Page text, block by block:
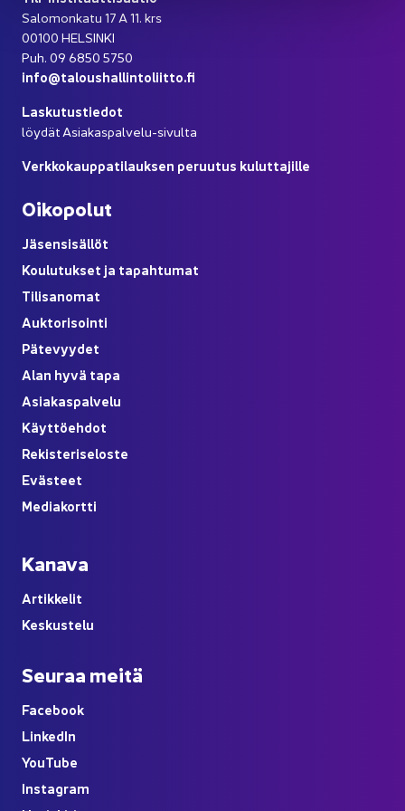
Sa­lo­mon­ka­tu 17 A 11. krs
00100 HEL­SIN­KI
Puh. 09 6850 5750
info@ta­lous­hal­lin­to­liit­to.fi
Las­ku­tus­tie­dot
löy­dät Asiakaspalvelu-​sivulta
Verk­ko­kaup­pa­ti­lauk­sen pe­ruu­tus ku­lut­ta­jil­le
Oi­ko­po­lut
Jä­sen­si­säl­löt
Kou­lu­tuk­set ja ta­pah­tu­mat
Ti­li­sa­no­mat
Auk­to­ri­soin­ti
Pä­te­vyy­det
Alan hyvä tapa
Asia­kas­pal­ve­lu
Käyt­tö­eh­dot
Re­kis­te­ri­se­los­te
Eväs­teet
Me­dia­kort­ti
Ka­na­va
Ar­tik­ke­lit
Kes­kus­te­lu
Seu­raa meitä
Face­book
Lin­ke­dIn
YouTube
Ins­ta­gram